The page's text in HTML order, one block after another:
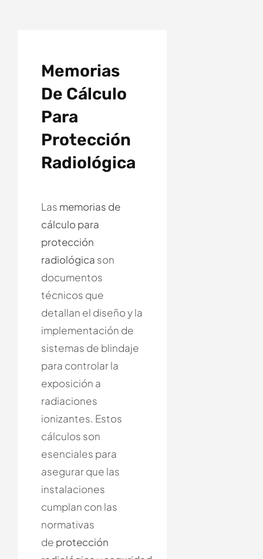
Memorias
De Cálculo
Para
Protección
Radiológica
Las memorias de
cálculo para
protección
radiológica son
documentos
técnicos que
detallan el diseño y la
implementación de
sistemas de blindaje
para controlar la
exposición a
radiaciones
ionizantes. Estos
cálculos son
esenciales para
asegurar que las
instalaciones
cumplan con las
normativas
de protección